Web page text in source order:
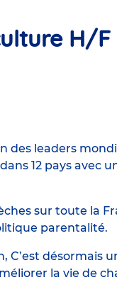
H/F
des leaders
dans 12 pays
sur toute la
parentalité.
désormais
la vie de